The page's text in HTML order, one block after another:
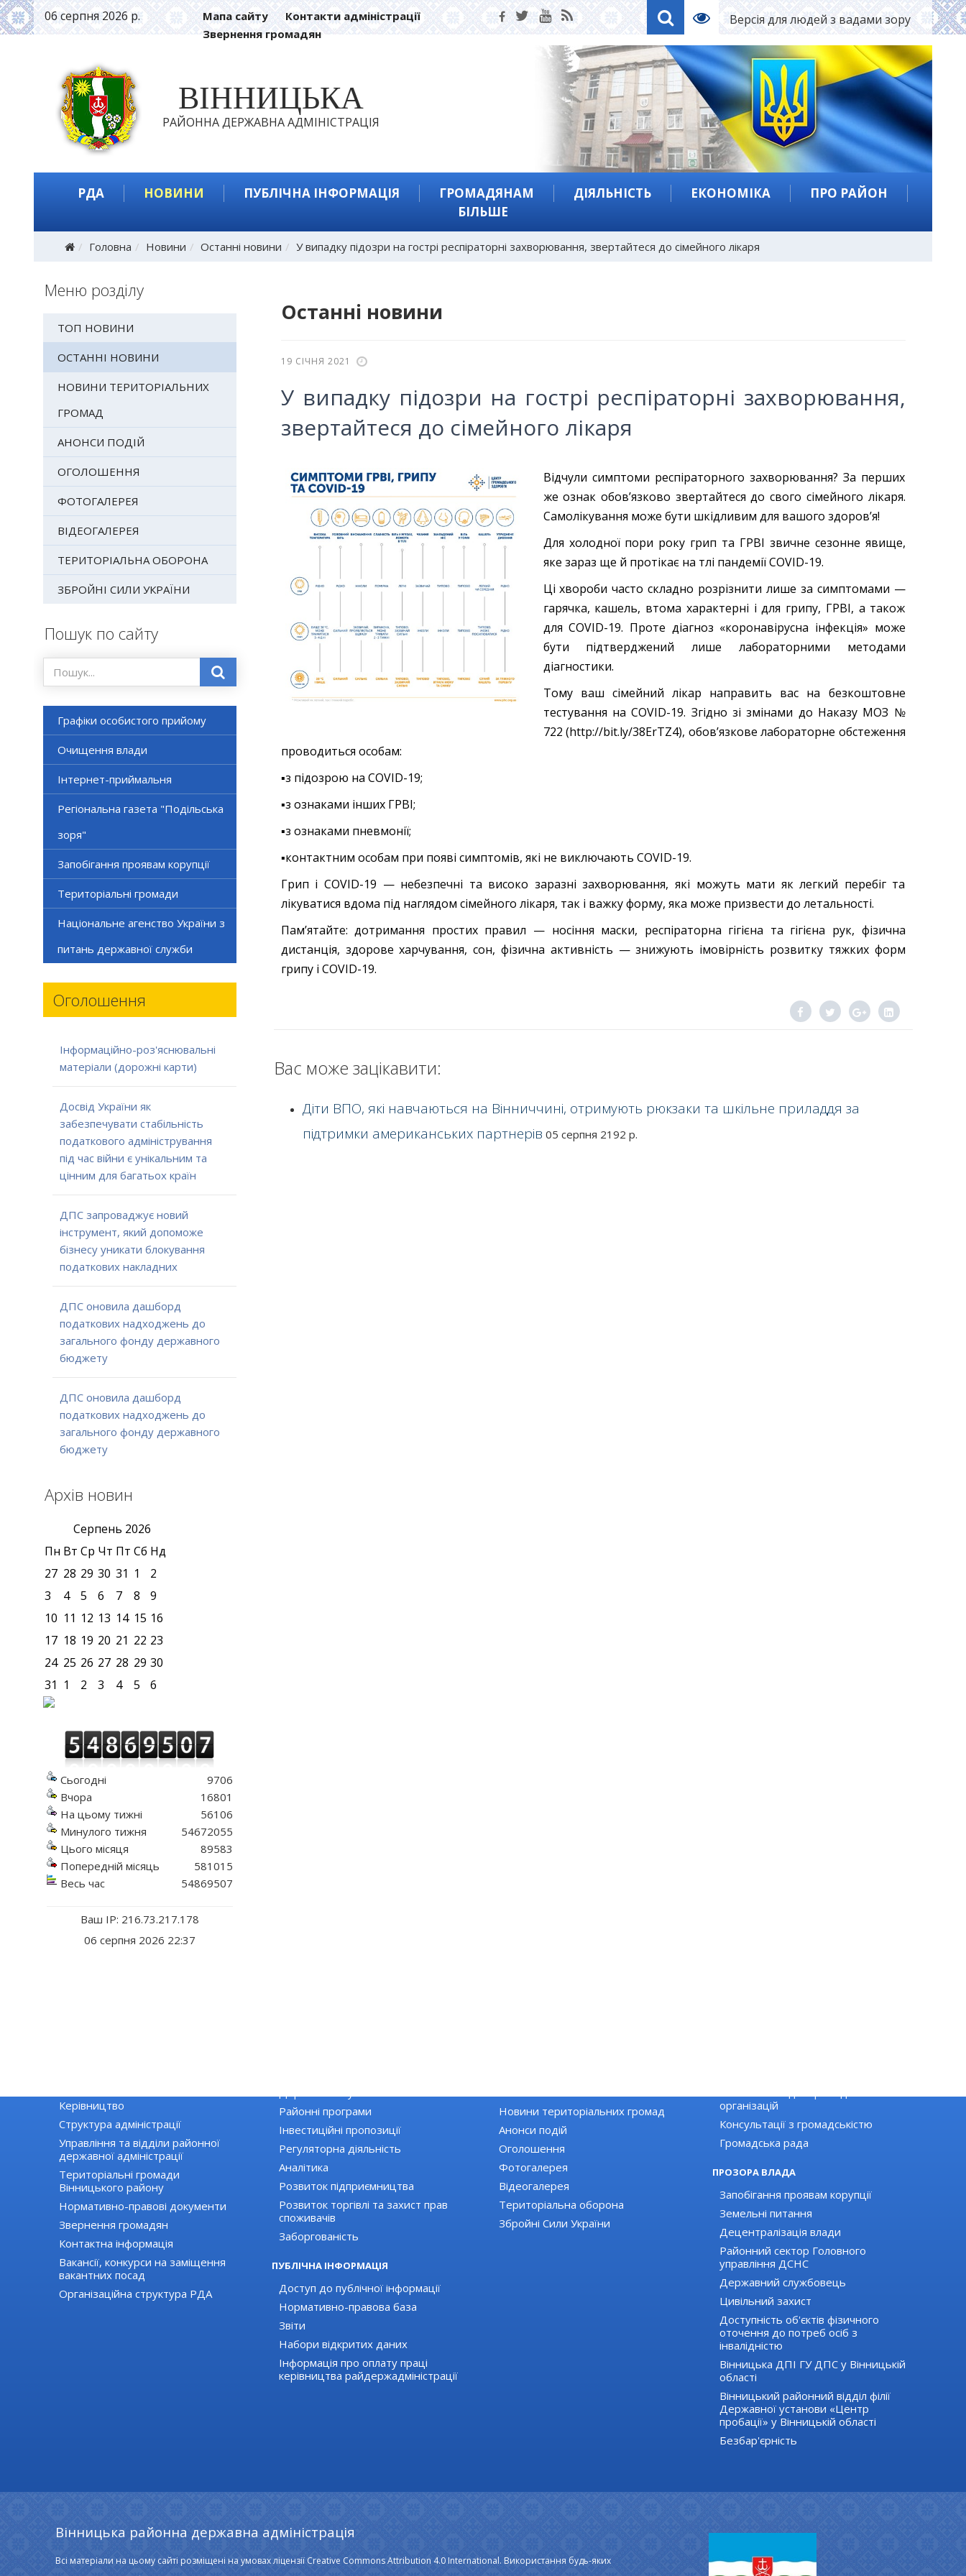
06 серпня 2026 р. Мапа сайту
Контакти адміністрації
Звернення громадян
Версія для людей з вадами зору
ВІННИЦЬКА
РАЙОННА ДЕРЖАВНА АДМІНІСТРАЦІЯ
РДА НОВИНИ ПУБЛІЧНА ІНФОРМАЦІЯ ГРОМАДЯНАМ ДІЯЛЬНІСТЬ ЕКОНОМІКА
ПРО РАЙОН
БІЛЬШЕ
Головна Новини Останні новини У випадку підозри на гострі респіраторні захворювання, звертайтеся до сімейного лікаря
Меню розділу
ТОП НОВИНИ
ОСТАННІ НОВИНИ
НОВИНИ ТЕРИТОРІАЛЬНИХ
ГРОМАД
АНОНСИ ПОДІЙ
ОГОЛОШЕННЯ
ФОТОГАЛЕРЕЯ
ВІДЕОГАЛЕРЕЯ
ТЕРИТОРІАЛЬНА ОБОРОНА
ЗБРОЙНІ СИЛИ УКРАЇНИ
Пошук по сайту
Графіки особистого прийому
Очищення влади
Інтернет-приймальня
Регіональна газета "Подільська
зоря"
Запобігання проявам корупції
Територіальні громади
Національне агенство України з
питань державної служби
Оголошення
Інформаційно-роз'яснювальні
матеріали (дорожні карти)
Досвід України як
забезпечувати стабільність
податкового адміністрування
під час війни є унікальним та
цінним для багатьох країн
ДПС запроваджує новий
інструмент, який допоможе
бізнесу уникати блокування
податкових накладних
ДПС оновила дашборд
податкових надходжень до
загального фонду державного
бюджету
ДПС оновила дашборд
податкових надходжень до
загального фонду державного
бюджету
Архів новин
Серпень 2026
Пн Вт Ср Чт Пт Сб Нд
27 28 29 30 31 1
2
3
4 5 6 7 8
9
10 11 12 13 14 15 16
17 18 19 20 21 22 23
24 25 26 27 28 29 30
31 1 2 3 4 5 6
Сьогодні
Вчора
На цьому тижні
Минулого тижня
Цього місяця
Попередній місяць
Весь час
9706
16801
56106
54672055
89583
581015
54869507
Ваш IP: 216.73.217.178
06 серпня 2026 22:37
Останні новини
19 СІЧНЯ 2021
У випадку підозри на гострі респіраторні захворювання,
звертайтеся до сімейного лікаря
Відчули симптоми респіраторного захворювання? За перших
же ознак обов’язково звертайтеся до свого сімейного лікаря.
Самолікування може бути шкідливим для вашого здоров’я!
Для холодної пори року грип та ГРВІ звичне сезонне явище,
яке зараз ще й протікає на тлі пандемії COVID-19.
Ці хвороби часто складно розрізнити лише за симптомами —
гарячка, кашель, втома характерні і для грипу, ГРВІ, а також
для COVID-19. Проте діагноз «коронавірусна інфекція» може
бути підтверджений лише лабораторними методами
діагностики.
Тому ваш сімейний лікар направить вас на безкоштовне
тестування на COVID-19. Згідно зі змінами до Наказу МОЗ №
722 (http://bit.ly/38ErTZ4), обов’язкове лабораторне обстеження
проводиться особам:
▪з підозрою на COVID-19;
▪з ознаками інших ГРВІ;
▪з ознаками пневмонії;
▪контактним особам при появі симптомів, які не виключають COVID-19.
Грип і COVID-19 — небезпечні та високо заразні захворювання, які можуть мати як легкий перебіг та
лікуватися вдома під наглядом сімейного лікаря, так і важку форму, яка може призвести до летальності.
Пам’ятайте: дотримання простих правил — носіння маски, респіраторна гігієна та гігієна рук, фізична
дистанція, здорове харчування, сон, фізична активність — знижують імовірність розвитку тяжких форм
грипу і COVID-19.
Вас може зацікавити:
Діти ВПО, які навчаються на Вінниччині, отримують рюкзаки та шкільне приладдя за
підтримки американських партнерів 05 серпня 2192 р.
Керівництво
Структура адміністрації
Управління та відділи районної
державної адміністрації
Територіальні громади
Вінницького району
Нормативно-правові документи
Звернення громадян
Контактна інформація
Вакансії, конкурси на заміщення
вакантних посад
Організаційна структура РДА
Районні програми
Інвестиційні пропозиції
Регуляторна діяльність
Аналітика
Розвиток підприємництва
Розвиток торгівлі та захист прав
споживачів
Заборгованість
ПУБЛІЧНА ІНФОРМАЦІЯ
Доступ до публічної інформації
Нормативно-правова база
Звіти
Набори відкритих даних
Інформація про оплату праці
керівництва райдержадміністрації
Новини територіальних громад
Анонси подій
Оголошення
Фотогалерея
Відеогалерея
Територіальна оборона
Збройні Сили України
організацій
Консультації з громадськістю
Громадська рада
ПРОЗОРА ВЛАДА
Запобігання проявам корупції
Земельні питання
Децентралізація влади
Районний сектор Головного
управління ДСНС
Державний службовець
Цивільний захист
Доступність об'єктів фізичного
оточення до потреб осіб з
інвалідністю
Вінницька ДПІ ГУ ДПС у Вінницькій
області
Вінницький районний відділ філії
Державної установи «Центр
пробації» у Вінницькій області
Безбар'єрність
Вінницька районна державна адміністрація
Всі матеріали на цьому сайті розміщені на умовах ліцензії Creative Commons Attribution 4.0 International. Використання будь-яких